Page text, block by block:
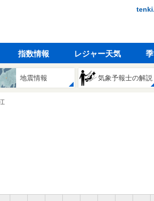
指数情報 レジャー天気
地震情報 気象予報士の解説